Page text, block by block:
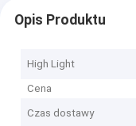
Opis Produktu
High Light
Cena
Czas dostawy